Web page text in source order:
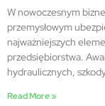
W nowoczesnym
przemysłowym
najważniejszych
przedsiębiorstwa.
hydraulicznych,
Read More »